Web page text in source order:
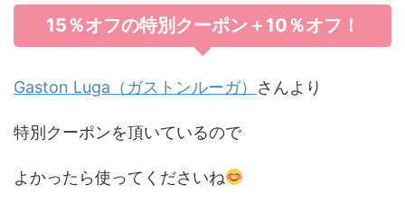
15％オフの特別クーポン＋10％オフ！
Gaston Luga（ガストンルーガ） さんより
特別クーポンを頂いているので
よかったら使ってくださいね